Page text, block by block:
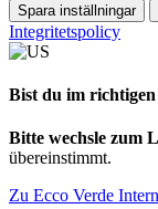
Spara inställningar
Integritetspolicy
Bist du im richtigen
Bitte wechsle zum
übereinstimmt.
Zu Ecco Verde